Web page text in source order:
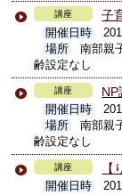
講座 子
開催日時
場所
南部親
齢設定なし
講座
開催日時
場所
南部親
齢設定なし
講座
開催日時